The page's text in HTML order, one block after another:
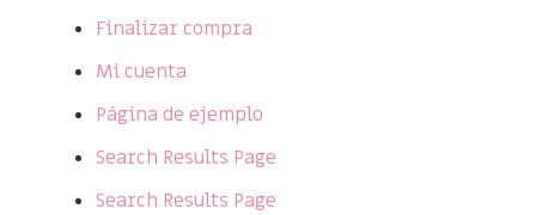
Finalizar compra
Mi cuenta
Página de ejemplo
Search Results Page
Search Results Page